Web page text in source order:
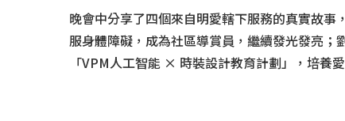
晚會中分享了四個來自明愛轄下服務的真實故
服身體障礙，成為社區導賞員，繼續發光發亮
「VPM人工智能 × 時裝設計教育計劃」，培養